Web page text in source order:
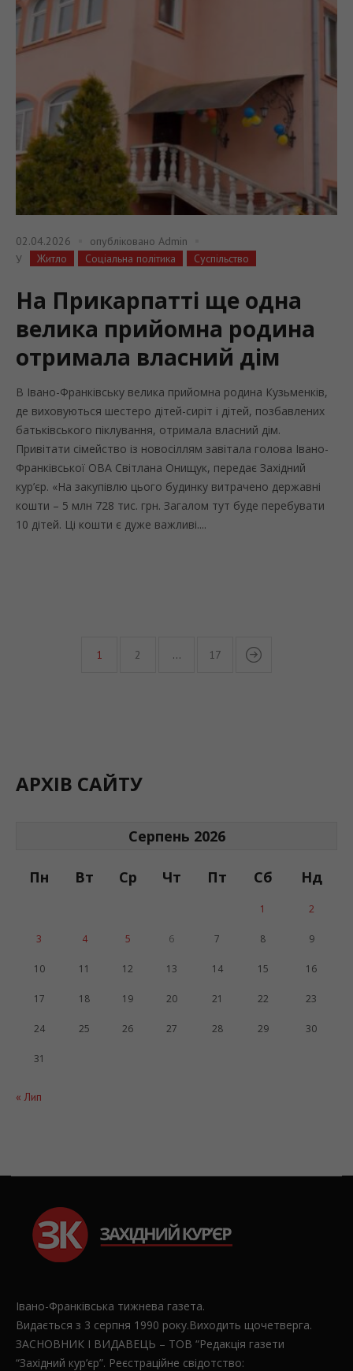
02.04.2026 опубліковано Admin
У
Житло Соціальна політика Суспільство
На Прикарпатті ще одна
велика прийомна родина
отримала власний дім
В Івано-Франківську велика прийомна родина Кузьменків,
де виховуються шестеро дітей-сиріт і дітей, позбавлених
батьківського піклування, отримала власний дім.
Привітати сімейство із новосіллям завітала голова Івано-
Франківської ОВА Світлана Онищук, передає Західний
кур’єр. «На закупівлю цього будинку витрачено державні
кошти – 5 млн 728 тис. грн. Загалом тут буде перебувати
10 дітей. Ці кошти є дуже важливі....
1 2 … 17
АРХІВ САЙТУ
Серпень 2026
Пн Вт Ср Чт Пт Сб Нд
« Лип
1 2
3 4 5 6 7 8 9
10 11 12 13 14 15 16
17 18 19 20 21 22 23
24 25 26 27 28 29 30
31
Івано-Франківська тижнева газета.
Видається з 3 серпня 1990 року.Виходить щочетверга.
ЗАСНОВНИК І ВИДАВЕЦЬ – ТОВ “Редакція газети
“Західний кур’єр”. Реєстраційне свідотство: